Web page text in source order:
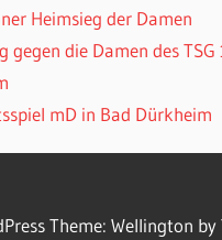
Heimsieg der Damen
gegen die Damen des
mD in Bad Dürkheim
Theme: Wellington by